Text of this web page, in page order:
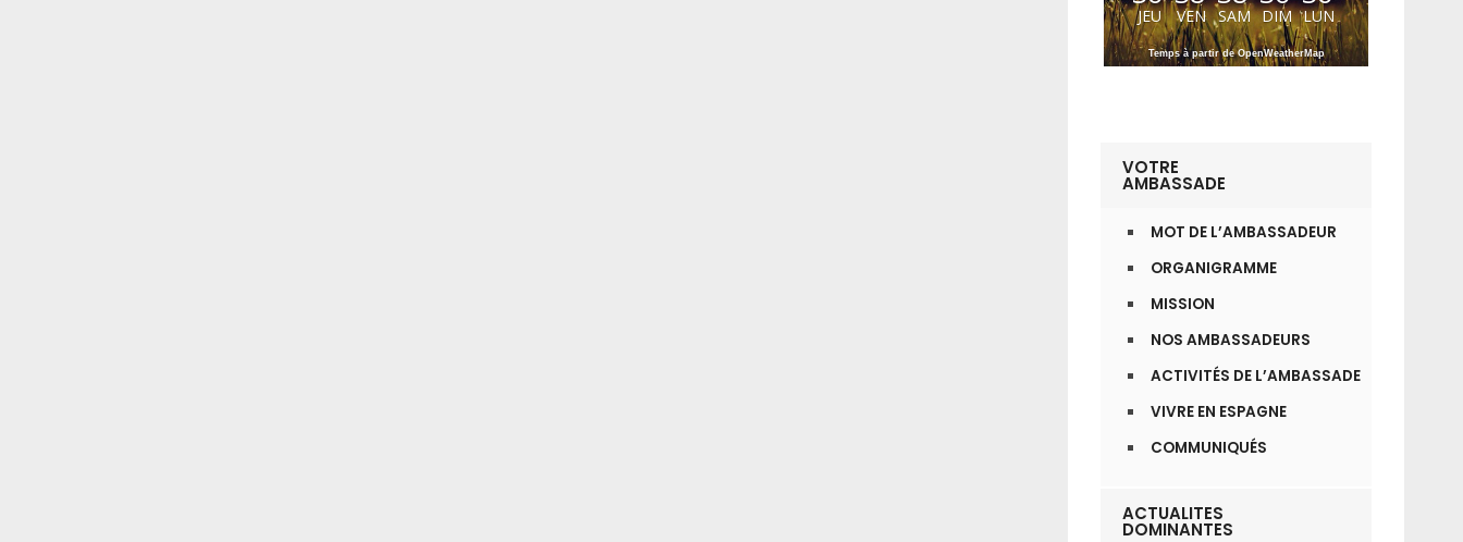
JEU VEN SAM DIM LUN
Temps à partir de OpenWeatherMap
VOTRE
AMBASSADE
MOT DE L’AMBASSADEUR
ORGANIGRAMME
MISSION
NOS AMBASSADEURS
ACTIVITÉS DE L’AMBASSADE
VIVRE EN ESPAGNE
COMMUNIQUÉS
ACTUALITES
DOMINANTES